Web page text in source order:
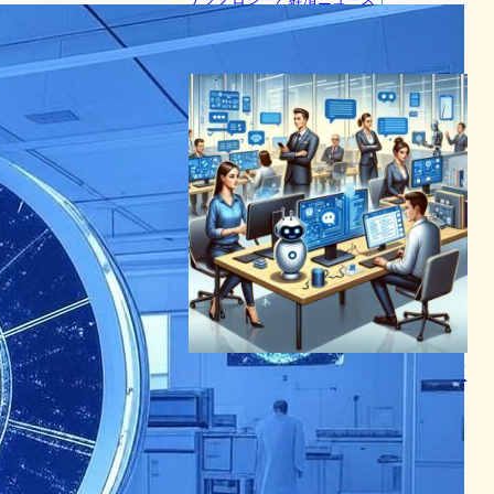
半導体ニュース
2025年1月12日9:18
マイクロソフト調査:従業員主
導のAI活用が加速、企業は遅
れをとるな
AI（人工知能）ニュース
2024年5月9日0:18